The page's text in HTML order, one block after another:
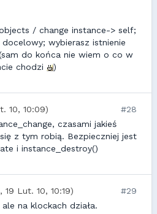
/ change instance-> self;
wybierasz istnienie
do końca nie wiem o co w
chodzi
)
10, 10:09)
#28
czasami jakieś
z tym robią. Bezpieczniej jest
i instance_destroy()
19 Lut. 10, 10:19)
#29
na klockach działa.